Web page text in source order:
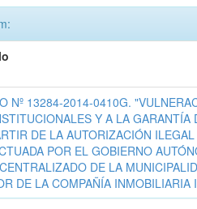
Nº 13284-2014-0410G.
Y A LA GARANTÍA
DE LA AUTORIZACIÓN
POR EL GOBIERNO
DE LA
DE LA COMPAÑÍA